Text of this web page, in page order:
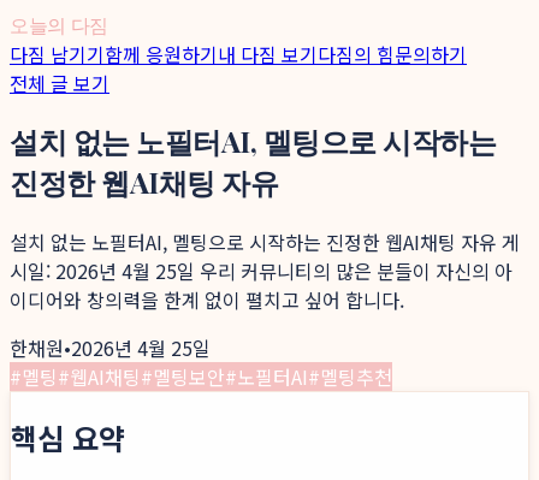
오늘의 다짐
다짐 남기기함께 응원하기내 다짐 보기다짐의 힘문의하기
전체 글 보기
설치 없는 노필터AI, 멜팅으로 시작하는
진정한 웹AI채팅 자유
설치 없는 노필터AI, 멜팅으로 시작하는 진정한 웹AI채팅 자유 게
시일: 2026년 4월 25일 우리 커뮤니티의 많은 분들이 자신의 아
이디어와 창의력을 한계 없이 펼치고 싶어 합니다.
한채원•2026년 4월 25일
#멜팅#웹AI채팅#멜팅보안#노필터AI#멜팅추천
핵심 요약